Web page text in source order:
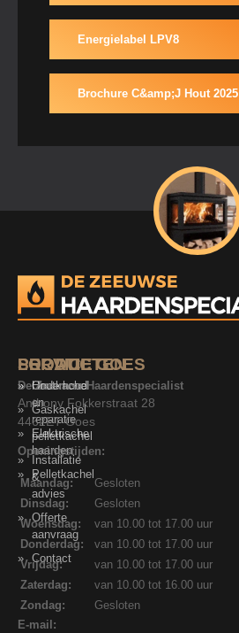
Energielabel LPV8
Brochure C&amp;J Hout 2025
SERVICE
Onderhoud
en
reparatie
pelletkachel
Installatie
&
advies
Offerte
aanvraag
Contact
PRODUCTEN
Houtkachel
Gaskachel
Elektrische
haarden
Pelletkachel
LOCATIE GOES
De Zeeuwse Haardenspecialist
Anthony Fokkerstraat 28
4462ET Goes
Openingstijden:
Maandag:
Gesloten
Dinsdag:
Gesloten
Woensdag:
van 10.00 tot 17.00 uur
Donderdag:
van 10.00 tot 17.00 uur
Vrijdag:
van 10.00 tot 17.00 uur
Zaterdag:
van 10.00 tot 16.00 uur
Zondag:
Gesloten
E-mail: